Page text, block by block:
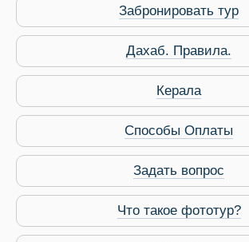
Дахаб
Забронировать тур
Дахаб. Правила.
Керала
Способы Оплаты
Задать вопрос
Что такое фототур?